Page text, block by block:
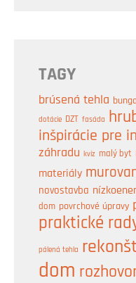
TAGY
brúsená tehla
dotácie DZT fasáda
inšpirácie pre
záhradu kvíz malý byt
materiály
novostavba
dom povrchové úpravy
praktické
pálená tehla
dom